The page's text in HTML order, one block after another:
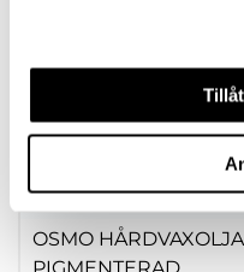
OSMO HÅRDVAXOLJA
PIGMENTERAD